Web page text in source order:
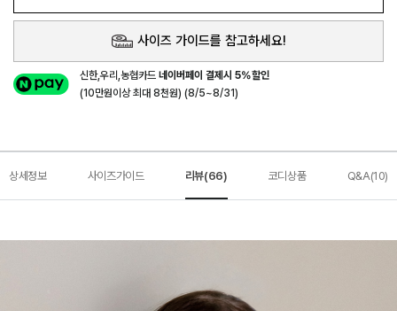
사이즈 가이드를 참고하세요!
신한,우리,농협카드네이버페이 결제시 5%할인
(10만원이상 최대 8천원) (8/5~8/31)
상세정보 사이즈가이드 리뷰(66) 코디상품 Q&A(10)